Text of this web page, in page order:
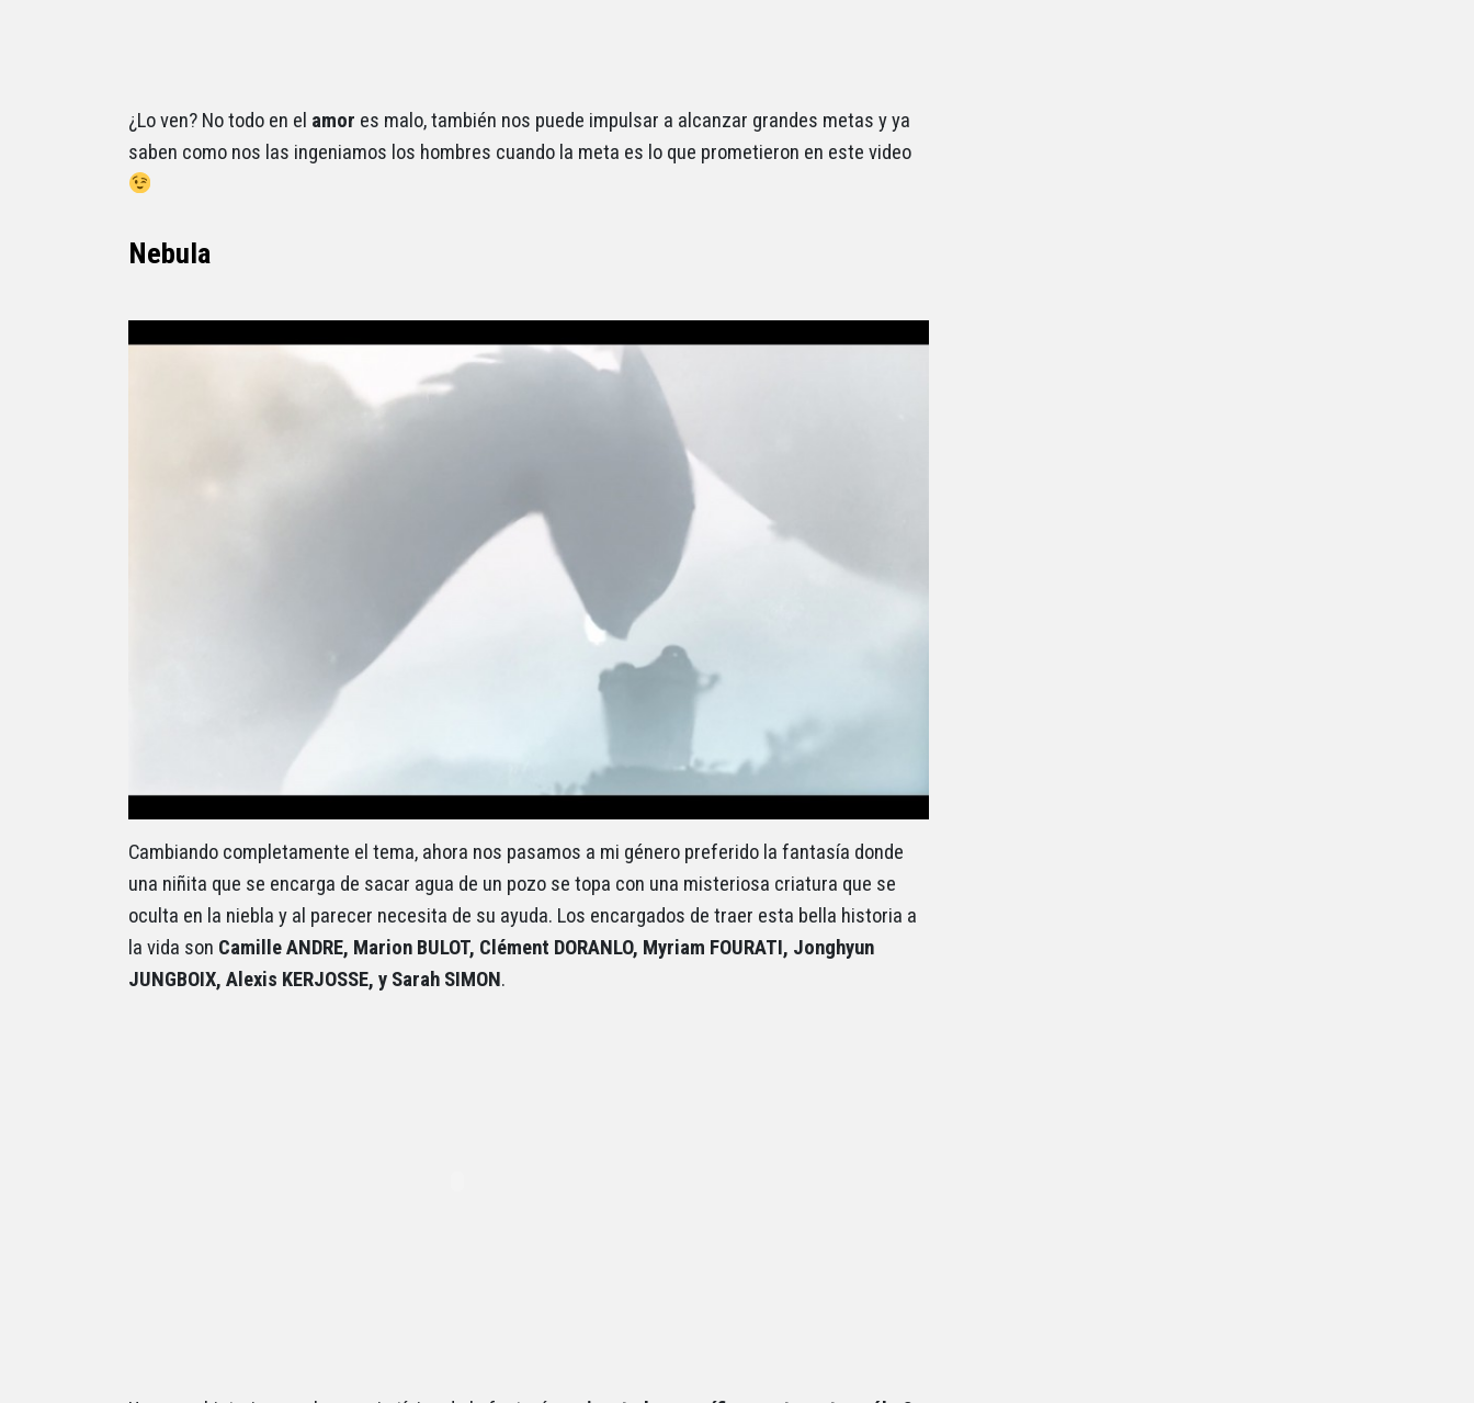
¿Lo ven? No todo en el amor es malo, también nos puede impulsar a alcanzar grandes metas y ya
saben como nos las ingeniamos los hombres cuando la meta es lo que prometieron en este video
Nebula
Cambiando completamente el tema, ahora nos pasamos a mi género preferido la fantasía donde
una niñita que se encarga de sacar agua de un pozo se topa con una misteriosa criatura que se
oculta en la niebla y al parecer necesita de su ayuda. Los encargados de traer esta bella historia a
la vida son Camille ANDRE, Marion BULOT, Clément DORANLO, Myriam FOURATI, Jonghyun
JUNGBOIX, Alexis KERJOSSE, y Sarah SIMON.